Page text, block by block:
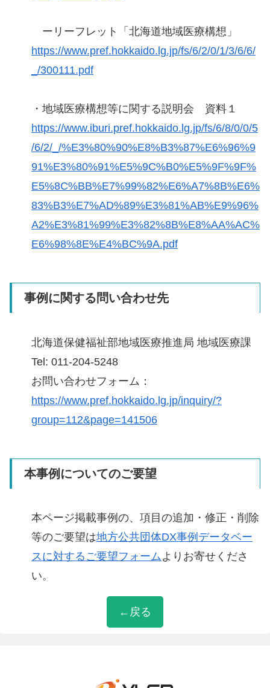
←戻る
ーリーフレット「北海道地域医療構想」
https://www.pref.hokkaido.lg.jp/fs/6/2/0/1/3/6/6/
_/300111.pdf
・地域医療構想等に関する説明会 資料１
https://www.iburi.pref.hokkaido.lg.jp/fs/6/8/0/0/5
/6/2/_/%E3%80%90%E8%B3%87%E6%96%9
91%E3%80%91%E5%9C%B0%E5%9F%9F%
E5%8C%BB%E7%99%82%E6%A7%8B%E6%
83%B3%E7%AD%89%E3%81%AB%E9%96%
A2%E3%81%99%E3%82%8B%E8%AA%AC%
E6%98%8E%E4%BC%9A.pdf
事例に関する問い合わせ先
北海道保健福祉部地域医療推進局 地域医療課
Tel: 011-204-5248
お問い合わせフォーム：
https://www.pref.hokkaido.lg.jp/inquiry/?
group=112&page=141506
本事例についてのご要望
本ページ掲載事例の、項目の追加・修正・削除
等のご要望は地方公共団体DX事例データベー
スに対するご要望フォーム よりお寄せくださ
い。